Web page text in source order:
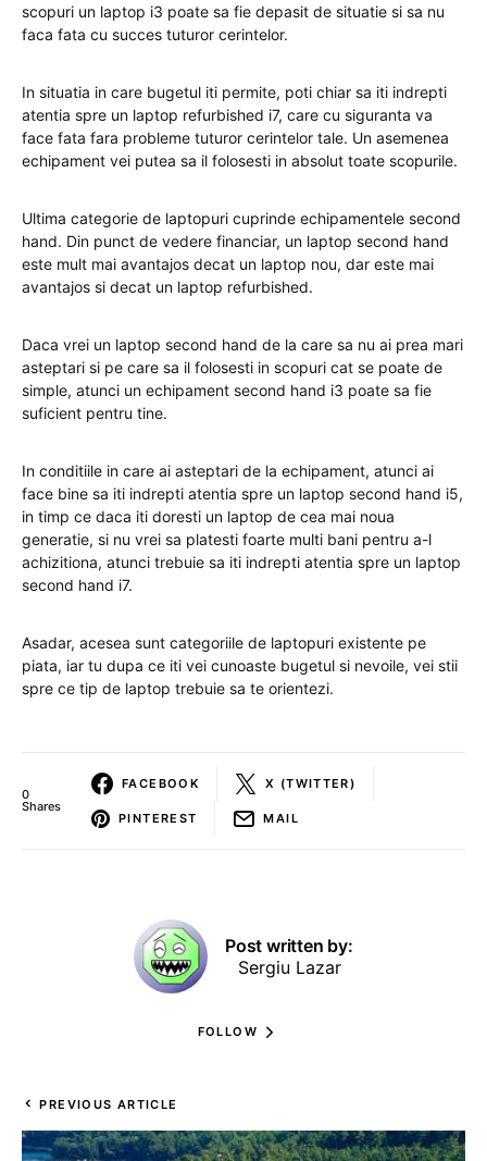
scopuri un laptop i3 poate sa fie depasit de situatie si sa nu
faca fata cu succes tuturor cerintelor.
In situatia in care bugetul iti permite, poti chiar sa iti indrepti
atentia spre un laptop refurbished i7, care cu siguranta va
face fata fara probleme tuturor cerintelor tale. Un asemenea
echipament vei putea sa il folosesti in absolut toate scopurile.
Ultima categorie de laptopuri cuprinde echipamentele second
hand. Din punct de vedere financiar, un laptop second hand
este mult mai avantajos decat un laptop nou, dar este mai
avantajos si decat un laptop refurbished.
Daca vrei un laptop second hand de la care sa nu ai prea mari
asteptari si pe care sa il folosesti in scopuri cat se poate de
simple, atunci un echipament second hand i3 poate sa fie
suficient pentru tine.
In conditiile in care ai asteptari de la echipament, atunci ai
face bine sa iti indrepti atentia spre un laptop second hand i5,
in timp ce daca iti doresti un laptop de cea mai noua
generatie, si nu vrei sa platesti foarte multi bani pentru a-l
achizitiona, atunci trebuie sa iti indrepti atentia spre un laptop
second hand i7.
Asadar, acesea sunt categoriile de laptopuri existente pe
piata, iar tu dupa ce iti vei cunoaste bugetul si nevoile, vei stii
spre ce tip de laptop trebuie sa te orientezi.
0
Shares
FACEBOOK X (TWITTER)
PINTEREST MAIL
Post written by:
Sergiu Lazar
FOLLOW
PREVIOUS ARTICLE